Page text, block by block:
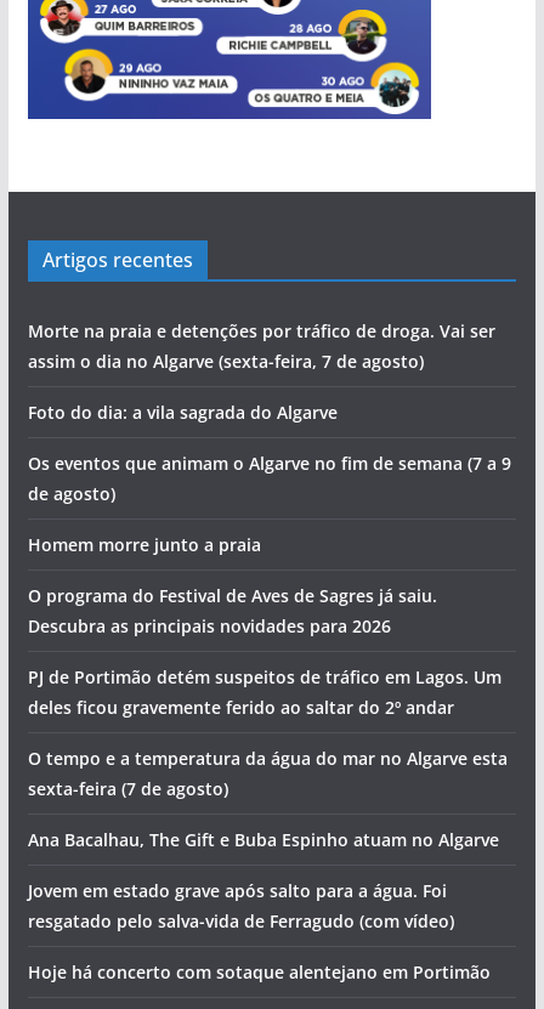
Artigos recentes
Morte na praia e detenções por tráfico de droga. Vai ser
assim o dia no Algarve (sexta-feira, 7 de agosto)
Foto do dia: a vila sagrada do Algarve
Os eventos que animam o Algarve no fim de semana (7 a 9
de agosto)
Homem morre junto a praia
O programa do Festival de Aves de Sagres já saiu.
Descubra as principais novidades para 2026
PJ de Portimão detém suspeitos de tráfico em Lagos. Um
deles ficou gravemente ferido ao saltar do 2º andar
O tempo e a temperatura da água do mar no Algarve esta
sexta-feira (7 de agosto)
Ana Bacalhau, The Gift e Buba Espinho atuam no Algarve
Jovem em estado grave após salto para a água. Foi
resgatado pelo salva-vida de Ferragudo (com vídeo)
Hoje há concerto com sotaque alentejano em Portimão